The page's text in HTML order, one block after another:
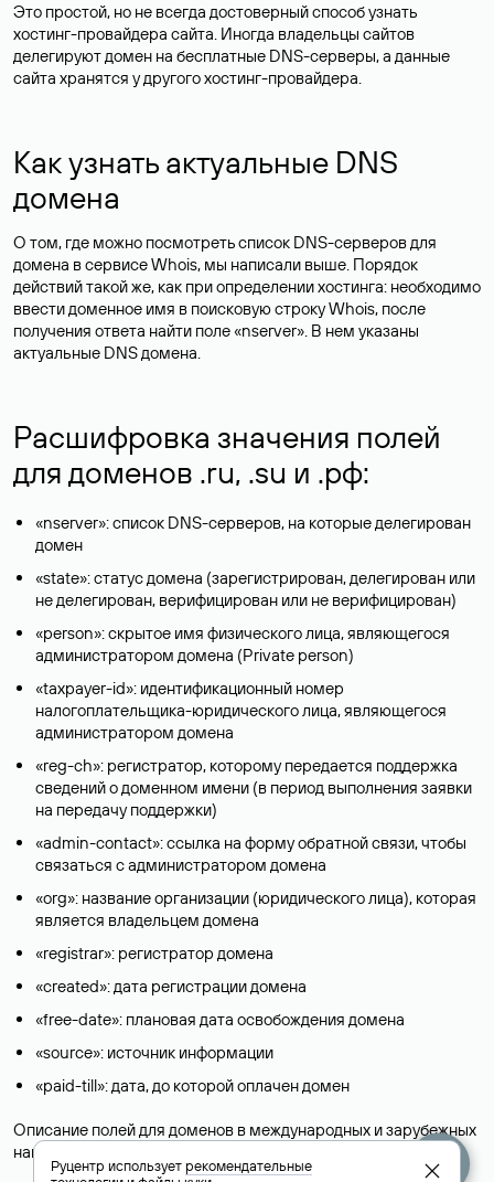
Это простой, но не всегда достоверный способ узнать
хостинг-провайдера сайта. Иногда владельцы сайтов
делегируют домен на бесплатные DNS-серверы, а данные
сайта хранятся у другого хостинг-провайдера.
Как узнать актуальные DNS
домена
О том, где можно посмотреть список DNS-серверов для
домена в сервисе Whois, мы написали выше. Порядок
действий такой же, как при определении хостинга: необходимо
ввести доменное имя в поисковую строку Whois, после
получения ответа найти поле «nserver». В нем указаны
актуальные DNS домена.
Расшифровка значения полей
для доменов .ru, .su и .рф:
«nserver»: список DNS-серверов, на которые делегирован
домен
«state»: статус домена (зарегистрирован, делегирован или
не делегирован, верифицирован или не верифицирован)
«person»: скрытое имя физического лица, являющегося
администратором домена (Privatе person)
«taxpayer-id»: идентификационный номер
налогоплательщика-юридического лица, являющегося
администратором домена
«reg-ch»: регистратор, которому передается поддержка
сведений о доменном имени (в период выполнения заявки
на передачу поддержки)
«admin-contact»: ссылка на форму обратной связи, чтобы
связаться с администратором домена
«org»: название организации (юридического лица), которая
является владельцем домена
«registrar»: регистратор домена
«created»: дата регистрации домена
«free-date»: плановая дата освобождения домена
«source»: источник информации
«paid-till»: дата, до которой оплачен домен
Описание полей для доменов в международных и зарубежных
национальных доменах представлены в разделе «
».
Руцентр используетрекомендательные